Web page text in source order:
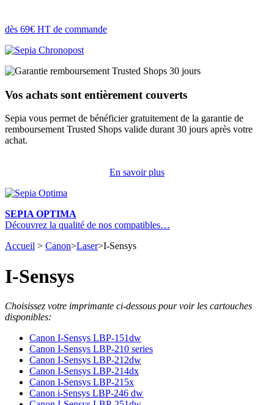
dès 69€ HT de commande
Vos achats sont entièrement couverts
Sepia vous permet de bénéficier gratuitement de la garantie de
remboursement Trusted Shops valide durant 30 jours après votre
achat.
En savoir plus
SEPIA OPTIMA
Découvrez la qualité de nos compatibles…
Accueil > Canon>Laser>I-Sensys
I-Sensys
Choisissez votre imprimante ci-dessous pour voir les cartouches
disponibles:
Canon I-Sensys LBP-151dw
Canon I-Sensys LBP-210 series
Canon I-Sensys LBP-212dw
Canon I-Sensys LBP-214dx
Canon I-Sensys LBP-215x
Canon i-Sensys LBP-246 dw